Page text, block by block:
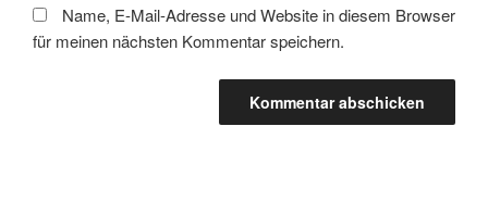
Name, E-Mail-Adresse und Website in diesem Browser
für meinen nächsten Kommentar speichern.